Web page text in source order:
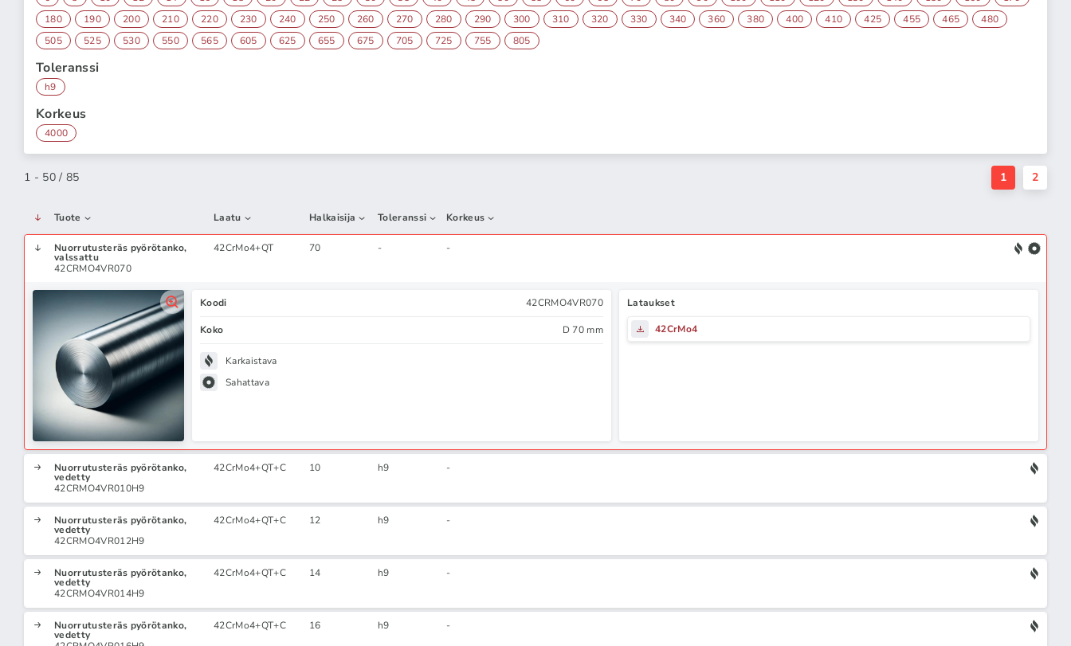
180
190 200 210 220 230 240 250 260 270 280 290 300 310 320 330 340 360 380 400 410 425 455 465
480
505
525 530 550 565 605 625 655 675 705 725 755 805
Toleranssi
h9
Korkeus
4000
1 - 50 / 85 1 2
Tuote Laatu Halkaisija Toleranssi Korkeus
Nuorrutusteräs pyörötanko,
valssattu
42CRMO4VR070
42CrMo4+QT 70 - -
Koodi 42CRMO4VR070
Koko D 70 mm
Karkaistava
Sahattava
Lataukset
42CrMo4
Nuorrutusteräs pyörötanko,
vedetty
42CRMO4VR010H9
42CrMo4+QT+C 10 h9 -
Nuorrutusteräs pyörötanko,
vedetty
42CRMO4VR012H9
42CrMo4+QT+C 12 h9 -
Nuorrutusteräs pyörötanko,
vedetty
42CRMO4VR014H9
42CrMo4+QT+C 14 h9 -
Nuorrutusteräs pyörötanko,
vedetty
42CrMo4+QT+C 16 h9 -